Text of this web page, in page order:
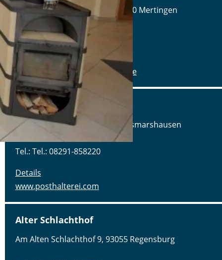
Hilaria-Lechner-Straße 21, 86690 Mertingen
Tel.: Tel.: 09078-912320
Details
www.alte-brauerei-mertingen.de
Alte Posthalterei
Augsburger Straße 2, 86441 Zusmarshausen
Tel.: Tel.: 08291-858220
Details
www.posthalterei.com
Alter Schlachthof
Am Alten Schlachthof 9, 93055 Regensburg